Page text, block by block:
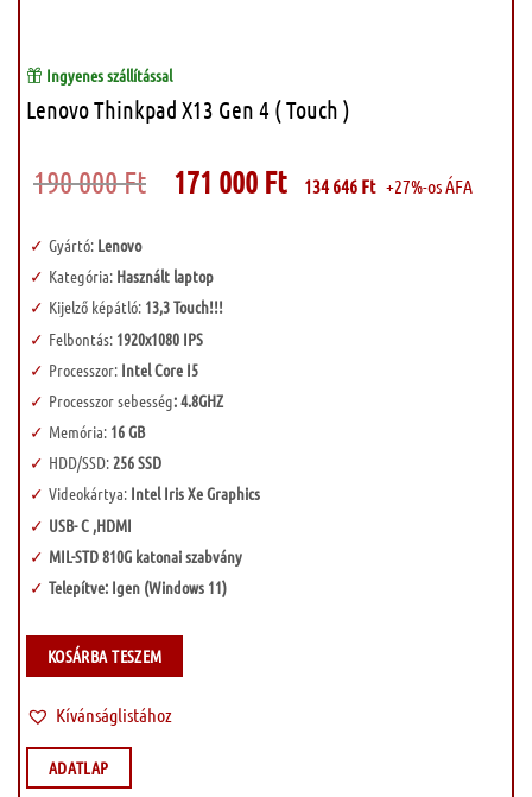
Ingyenes szállítással
Lenovo Thinkpad X13 Gen 4 ( Touch )
190 000Ft Original
price
171 000 Ft price
134 646 Ft +27%-os ÁFA
Gyártó:Lenovo
Kategória: Használt laptop
Kijelző képátló: 13,3 Touch!!!
Felbontás: 1920x1080 IPS
Processzor:Intel Core I5
Processzor sebesség: 4.8GHZ
Memória:16 GB
HDD/SSD:256 SSD
Videokártya: Intel Iris Xe Graphics
USB- C ,HDMI
MIL-STD 810G katonai szabvány
Telepítve: Igen (Windows 11)
KOSÁRBA TESZEM
Kívánságlistához
ADATLAP